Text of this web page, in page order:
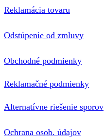
Reklamácia tovaru
Odstúpenie od zmluvy
Obchodné podmienky
Reklamačné podmienky
Alternatívne riešenie sporov
Ochrana osob. údajov